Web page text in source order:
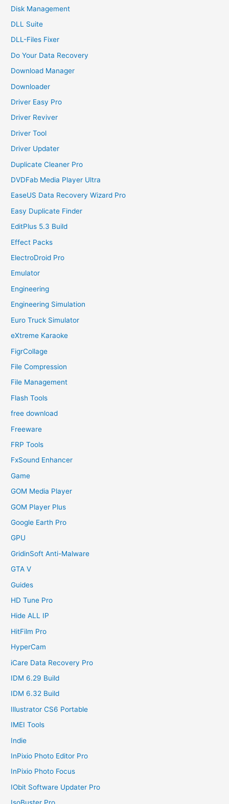
Disk Management
DLL Suite
DLL-Files Fixer
Do Your Data Recovery
Download Manager
Downloader
Driver Easy Pro
Driver Reviver
Driver Tool
Driver Updater
Duplicate Cleaner Pro
DVDFab Media Player Ultra
EaseUS Data Recovery Wizard Pro
Easy Duplicate Finder
EditPlus 5.3 Build
Effect Packs
ElectroDroid Pro
Emulator
Engineering
Engineering Simulation
Euro Truck Simulator
eXtreme Karaoke
FigrCollage
File Compression
File Management
Flash Tools
free download
Freeware
FRP Tools
FxSound Enhancer
Game
GOM Media Player
GOM Player Plus
Google Earth Pro
GPU
GridinSoft Anti-Malware
GTA V
Guides
HD Tune Pro
Hide ALL IP
HitFilm Pro
HyperCam
iCare Data Recovery Pro
IDM 6.29 Build
IDM 6.32 Build
Illustrator CS6 Portable
IMEI Tools
Indie
InPixio Photo Editor Pro
InPixio Photo Focus
IObit Software Updater Pro